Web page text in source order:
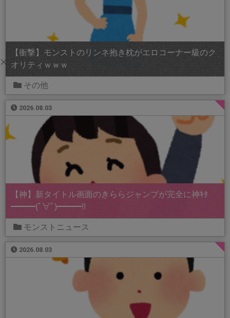
【衝撃】モンストのリンネ抱き枕がエロコーナー級のク
オリティｗｗｗ
その他
2026.08.03
【神】新タイトル画面のきららジャンプが完全に神ｷﾀ
━━━(ﾟ∀ﾟ)━━━!!
モンストニュース
2026.08.03